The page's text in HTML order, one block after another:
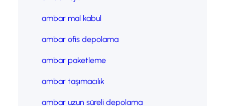
ambar mal kabul
ambar ofis depolama
ambar paketleme
ambar taşımacılık
ambar uzun süreli depolama